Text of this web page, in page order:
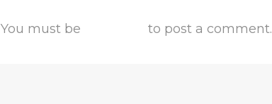
You must be to post a comment.